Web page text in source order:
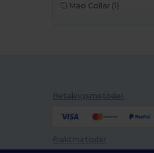
Mao Collar (1)
Betalingsmetoder
Fraktmetoder